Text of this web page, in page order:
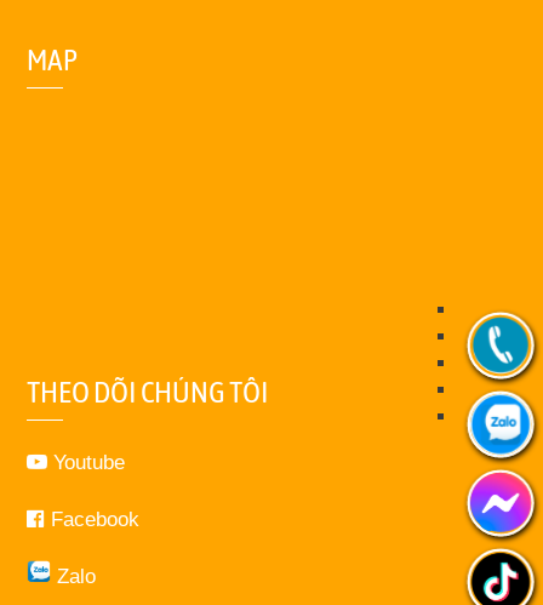
MAP
THEO DÕI CHÚNG TÔI
Youtube
Facebook
Zalo